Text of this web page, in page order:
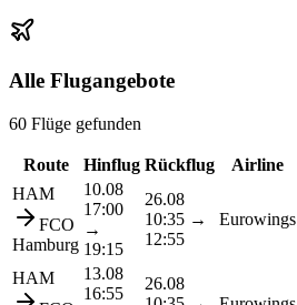
Alle Flugangebote
60 Flüge gefunden
Route Hinflug Rückflug Airline
HAM
FCO
Hamburg
10.08
17:00
→
19:15
26.08
10:35 →
12:55
Eurowings
HAM
13.08
16:55
26.08